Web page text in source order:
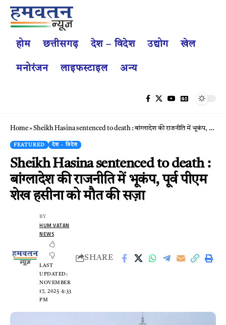
होम छत्तीसगढ़ देश – विदेश उद्योग खेल
मनोरंजन लाइफस्टाइल अन्य
Home»Sheikh Hasina sentenced to death : बांग्लादेश की राजनीति में भूकंप, पूर्व पीएम शेख हसीना को मौत की सज़ा
FEATURED देश - विदेश
Sheikh Hasina sentenced to death :
बांग्लादेश की राजनीति में भूकंप, पूर्व पीएम
शेख हसीना को मौत की सज़ा
LAST
UPDATED:
NOVEMBER
17, 2025 4:33
PM
BY
HUM VATAN
NEWS
SHARE